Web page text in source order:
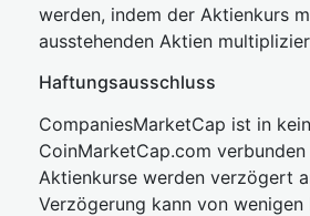
werden, indem der Aktienkurs
ausstehenden Aktien
Haftungsausschluss
CompaniesMarketCap ist in
CoinMarketCap.com verbunden
Aktienkurse werden verzögert
Verzögerung kann von wenigen